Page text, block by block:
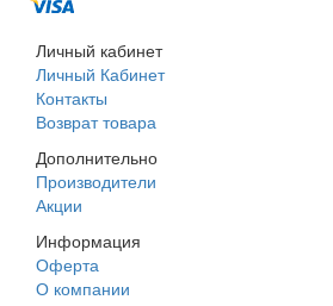
Личный кабинет
Личный Кабинет
Контакты
Возврат товара
Дополнительно
Производители
Акции
Информация
Оферта
О компании